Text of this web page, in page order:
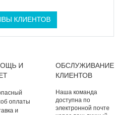
КЛИЕНТОВ
И
оплаты
и
ОБСЛУЖИВАНИЕ
КЛИЕНТОВ
Наша команда
доступна по
электронной почте